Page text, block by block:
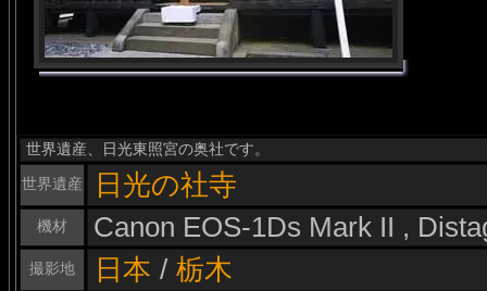
世界遺産、日光東照宮の奥社です。
世界遺産
日光の社寺
機材 Canon EOS-1Ds Mark II ,
撮影地 日本 / 栃木